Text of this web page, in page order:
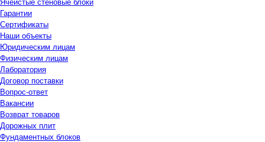
Гарантии
Сертификаты
Наши объекты
Юридическим лицам
Физическим лицам
Лаборатория
Договор поставки
Вопрос-ответ
Вакансии
Возврат товаров
Дорожных плит
Фундаментных блоков